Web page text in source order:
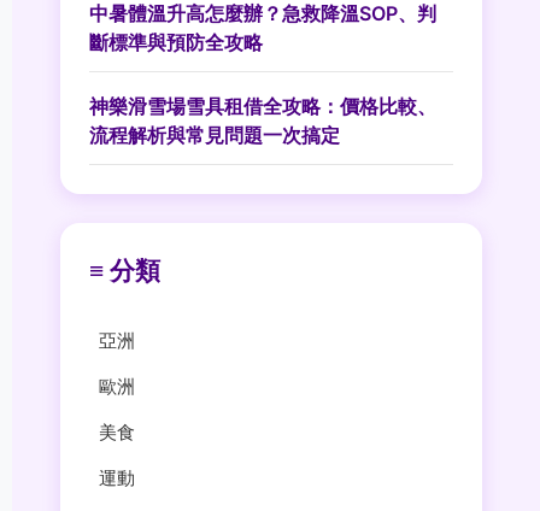
中暑體溫升高怎麼辦？急救降溫SOP、判
斷標準與預防全攻略
神樂滑雪場雪具租借全攻略：價格比較、
流程解析與常見問題一次搞定
≡ 分類
亞洲
歐洲
美食
運動